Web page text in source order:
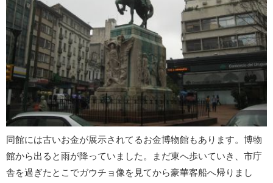
同館には古いお金が展示されてるお金博物館もあります。博物
館から出ると雨が降っていました。まだ東へ歩いていき、市庁
舎を過ぎたとこでガウチョ像を見てから豪華客船へ帰りまし